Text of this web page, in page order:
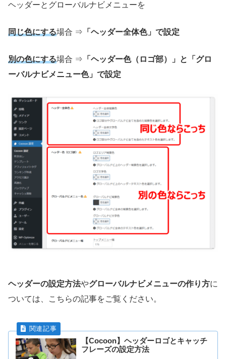
ヘッダーとグローバルナビメニューを
同じ色にする場合 ⇒ 「ヘッダー全体色」で設定
別の色にする場合 ⇒ 「ヘッダー色（ロゴ部）」と「グロ
ーバルナビメニュー色」で設定
ヘッダーの設定方法やグローバルナビメニューの作り方に
ついては、こちらの記事をご覧ください。
【Cocoon】ヘッダーロゴとキャッチ
フレーズの設定方法